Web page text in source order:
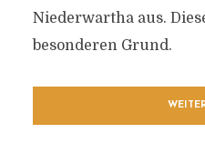
Niederwartha aus.
besonderen Grund.